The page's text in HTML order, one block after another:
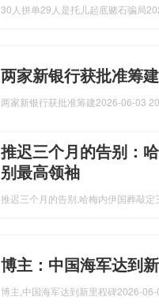
30人拼单29人是托儿起底赌石骗局
两家新银行获批准筹
两家新银行获批准筹建2026-06-03
推迟三个月的告别：
别最高领袖
推迟三个月的告别,哈梅内伊国葬敲定
博主：中国海军达到
博主,中国海军达到新里程碑2026-